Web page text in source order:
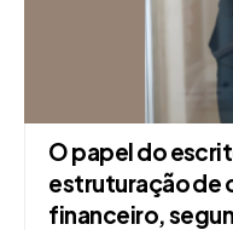
O papel do
estruturação de
financeiro,